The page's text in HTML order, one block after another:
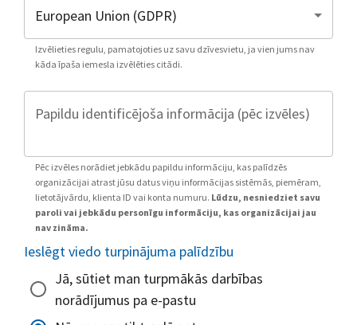
Izvēlieties regulu, pamatojoties uz savu dzīvesvietu, ja vien jums nav
kāda īpaša iemesla izvēlēties citādi.
Papildu identificējoša informācija (pēc izvēles)
Pēc izvēles norādiet jebkādu papildu informāciju, kas palīdzēs
organizācijai atrast jūsu datus viņu informācijas sistēmās, piemēram,
lietotājvārdu, klienta ID vai konta numuru. Lūdzu, nesniedziet savu
paroli vai jebkādu personīgu informāciju, kas organizācijai jau
nav zināma.
Ieslēgt viedo turpinājuma palīdzību
Jā, sūtiet man turpmākās darbības
norādījumus pa e-pastu